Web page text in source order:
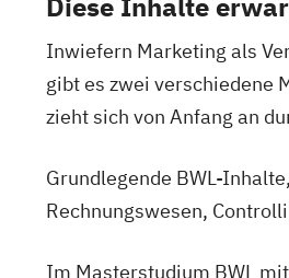
Inwiefern Marketing als
gibt es zwei verschiedene
zieht sich von Anfang an
Grundlegende BWL-
Rechnungswesen,
Im Masterstudium BWL